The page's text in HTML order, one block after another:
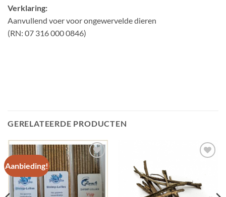
Verklaring:
Aanvullend voer voor ongewervelde dieren
(RN: 07 316 000 0846)
GERELATEERDE PRODUCTEN
Aanbieding!
Add to
Wishlist